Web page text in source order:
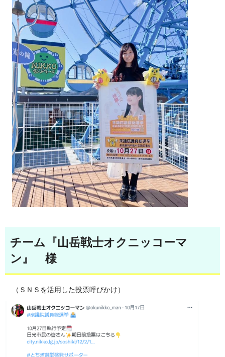
チーム『山岳戦士オクニッコーマ
ン』 様
（ＳＮＳを活用した投票呼びかけ）